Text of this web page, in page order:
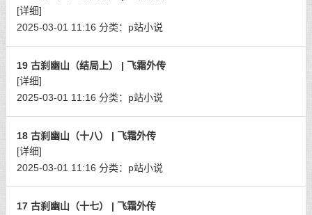
[详细]
2025-03-01 11:16 分类： p站小说
19 古刹幽山（结局上） | 飞霜外传
[详细]
2025-03-01 11:16 分类： p站小说
18 古刹幽山（十八） | 飞霜外传
[详细]
2025-03-01 11:16 分类： p站小说
17 古刹幽山（十七） | 飞霜外传